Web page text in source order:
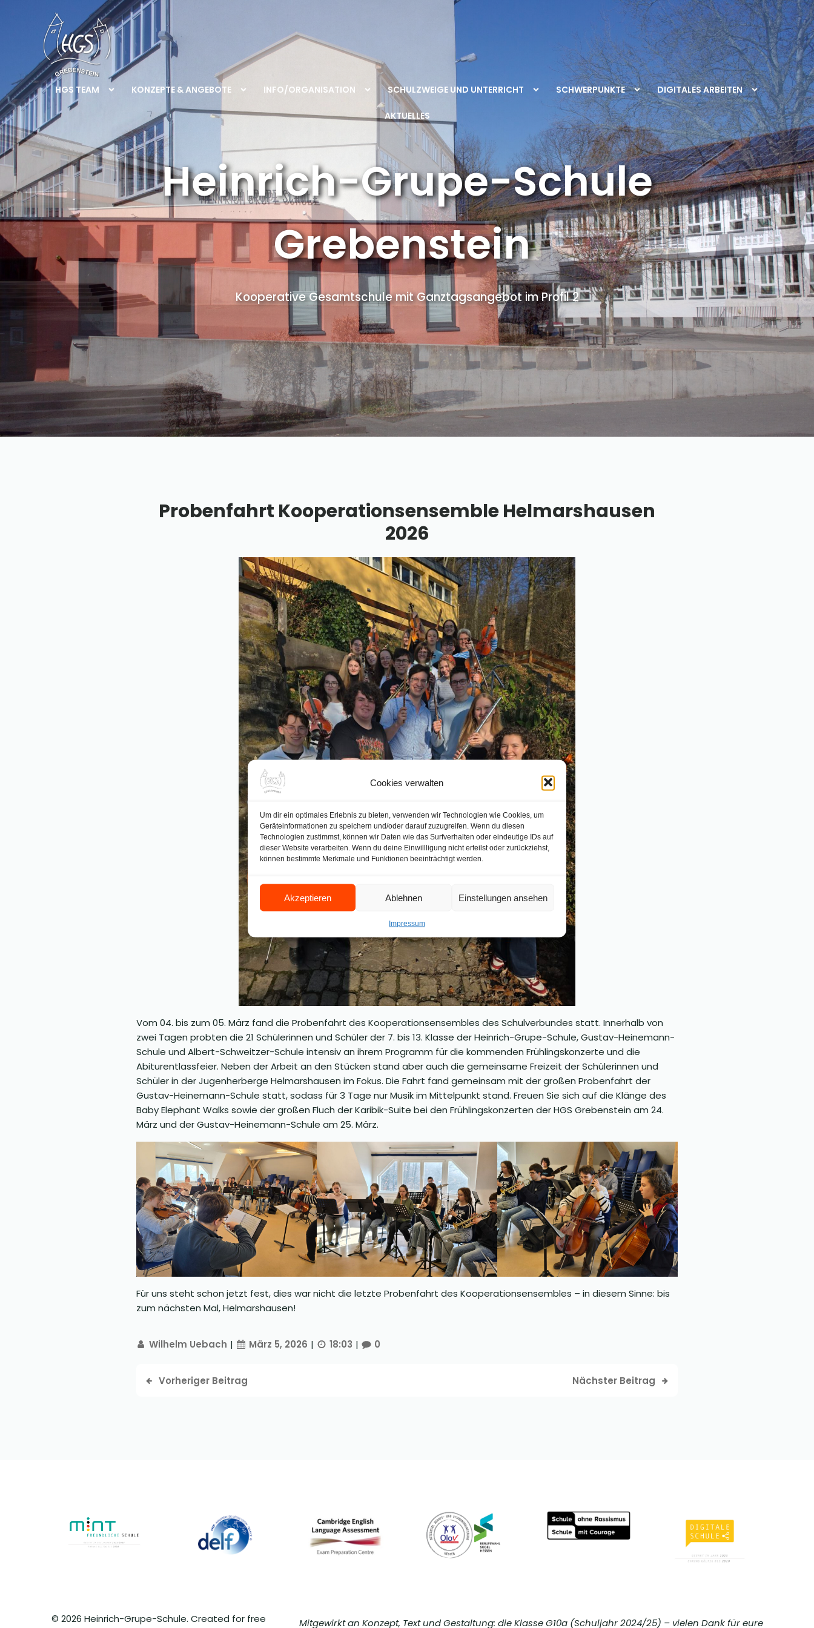
Cookies verwalten
Um dir ein optimales Erlebnis zu bieten, verwenden wir Technologien wie Cookies, um
Geräteinformationen zu speichern und/oder darauf zuzugreifen. Wenn du diesen
Technologien zustimmst, können wir Daten wie das Surfverhalten oder eindeutige IDs auf
dieser Website verarbeiten. Wenn du deine Einwillligung nicht erteilst oder zurückziehst,
können bestimmte Merkmale und Funktionen beeinträchtigt werden.
Akzeptieren Ablehnen Einstellungen ansehen
Impressum
HGS TEAM KONZEPTE & ANGEBOTE INFO/ORGANISATION SCHULZWEIGE UND UNTERRICHT SCHWERPUNKTE DIGITALES ARBEITEN
AKTUELLES
Heinrich-Grupe-Schule
Grebenstein
Kooperative Gesamtschule mit Ganztagsangebot im Profil 2
Probenfahrt Kooperationsensemble Helmarshausen
2026
Vom 04. bis zum 05. März fand die Probenfahrt des Kooperationsensembles des Schulverbundes statt. Innerhalb von
zwei Tagen probten die 21 Schülerinnen und Schüler der 7. bis 13. Klasse der Heinrich-Grupe-Schule, Gustav-Heinemann-
Schule und Albert-Schweitzer-Schule intensiv an ihrem Programm für die kommenden Frühlingskonzerte und die
Abiturentlassfeier. Neben der Arbeit an den Stücken stand aber auch die gemeinsame Freizeit der Schülerinnen und
Schüler in der Jugenherberge Helmarshausen im Fokus. Die Fahrt fand gemeinsam mit der großen Probenfahrt der
Gustav-Heinemann-Schule statt, sodass für 3 Tage nur Musik im Mittelpunkt stand. Freuen Sie sich auf die Klänge des
Baby Elephant Walks sowie der großen Fluch der Karibik-Suite bei den Frühlingskonzerten der HGS Grebenstein am 24.
März und der Gustav-Heinemann-Schule am 25. März.
Für uns steht schon jetzt fest, dies war nicht die letzte Probenfahrt des Kooperationsensembles – in diesem Sinne: bis
zum nächsten Mal, Helmarshausen!
Wilhelm Uebach | März 5, 2026 | 18:03 | 0
Vorheriger Beitrag Nächster Beitrag
© 2026 Heinrich-Grupe-Schule. Created for free
Mitgewirkt an Konzept, Text und Gestaltung: die Klasse G10a (Schuljahr 2024/25) – vielen Dank für eure